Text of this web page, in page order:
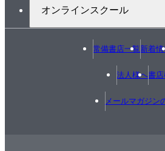
オンラインスクール
常備書店一覧新着情
法人様へ書
メールマガジン